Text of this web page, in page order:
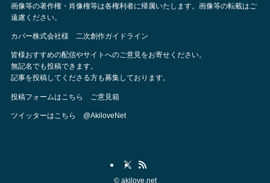
画像等の著作権・肖像権等は各権利者に帰属いたします。画像等の転載はご
遠慮ください。
カバー株式会社様 二次創作ガイドライン
皆様おすすめの配信やサイトへのご意見をお寄せください。
無記名でも投稿できます。
記事を投稿してくださる方も募集しております。
投稿フォームはこちら ご意見箱
ツイッターはこちら @AkiloveNet
©akilove.net